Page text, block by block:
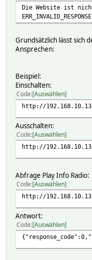
Die Website ist
ERR_INVALID_RESPONSE
Grundsätzlich lässt sich
Ansprechen:
Beispiel:
Einschalten:
Code Auswählen
http://
Ausschalten:
Code Auswählen
http://
Abfrage Play Info Radio:
Code Auswählen
http://
Antwort:
Code Auswählen